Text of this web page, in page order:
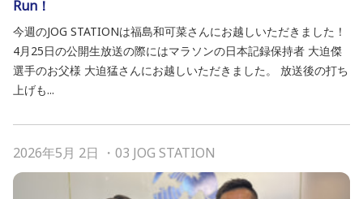
Run！
今週のJOG STATIONは福島和可菜さんにお越しいただきました！
4月25日の公開生放送の際にはマラソンの日本記録保持者 大迫傑
選手のお父様 大迫猛さんにお越しいただきました。 放送後の打ち
上げも...
2026年5月 2日 ・ 03 JOG STATION